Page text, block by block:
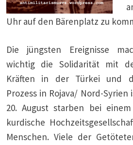
Uhr auf den Bärenplatz zu
Die jüngsten Ereignisse
wichtig die Solidarität mit
Kräften in der Türkei und
Prozess in Rojava/ Nord-Syrien
20. August starben bei
kurdische
Menschen. Viele der